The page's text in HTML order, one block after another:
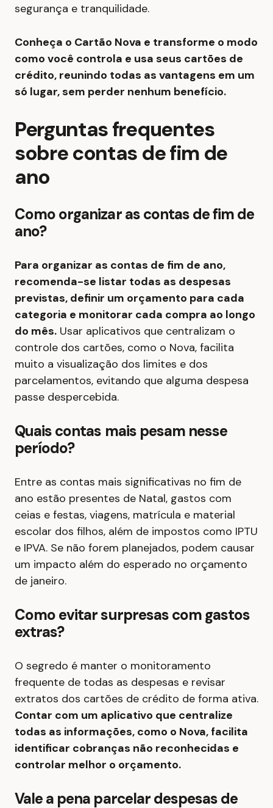
segurança e tranquilidade.
Conheça o Cartão Nova e transforme o modo
como você controla e usa seus cartões de
crédito, reunindo todas as vantagens em um
só lugar, sem perder nenhum benefício.
Perguntas frequentes
sobre contas de fim de
ano
Como organizar as contas de fim de
ano?
Para organizar as contas de fim de ano,
recomenda-se listar todas as despesas
previstas, definir um orçamento para cada
categoria e monitorar cada compra ao longo
do mês. Usar aplicativos que centralizam o
controle dos cartões, como o Nova, facilita
muito a visualização dos limites e dos
parcelamentos, evitando que alguma despesa
passe despercebida.
Quais contas mais pesam nesse
período?
Entre as contas mais significativas no fim de
ano estão presentes de Natal, gastos com
ceias e festas, viagens, matrícula e material
escolar dos filhos, além de impostos como IPTU
e IPVA. Se não forem planejados, podem causar
um impacto além do esperado no orçamento
de janeiro.
Como evitar surpresas com gastos
extras?
O segredo é manter o monitoramento
frequente de todas as despesas e revisar
extratos dos cartões de crédito de forma ativa.
Contar com um aplicativo que centralize
todas as informações, como o Nova, facilita
identificar cobranças não reconhecidas e
controlar melhor o orçamento.
Vale a pena parcelar despesas de